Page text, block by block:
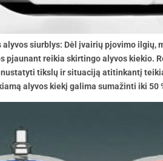
alyvos siurblys: Dėl įvairių pjovimo ilgių,
pjaunant reikia skirtingo alyvos kiekio.
tikslų ir situaciją atitinkantį
alyvos kiekį galima sumažinti iki 50